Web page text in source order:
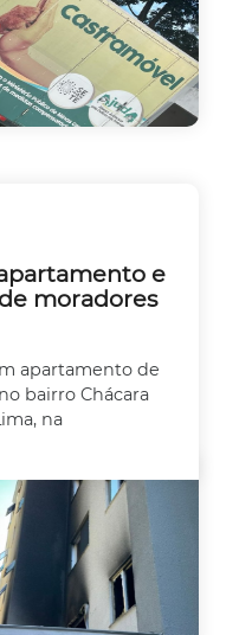
e
moradores
apartamento de
bairro Chácara
na